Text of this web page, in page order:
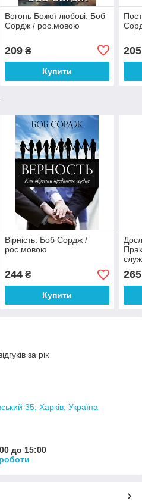
Вогонь Божої любові. Боб
Сордж / рос.мовою
209₴
Купити
205
Вірність. Боб Сордж /
рос.мовою
244₴
Купити
265
за рік
35, Харків, Україна
до 15:00